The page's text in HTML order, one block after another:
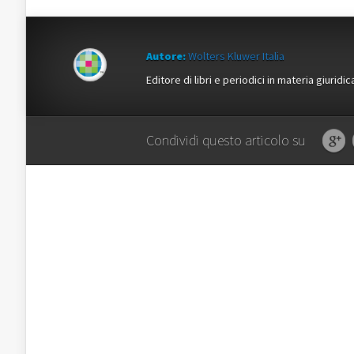
Autore:Wolters Kluwer Italia
Editore di libri e periodici in materia
Condividi questo articolo su